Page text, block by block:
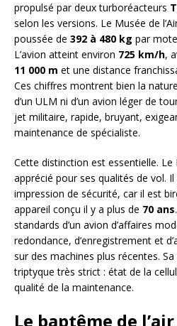
propulsé par deux turboréacteurs
selon les versions. Le Musée de
poussée de 392 à 480 kg par
L’avion atteint environ 725 km/h,
11 000 m et une distance
Ces chiffres montrent bien la
d’un ULM ni d’un avion léger de
jet militaire, rapide, bruyant,
maintenance de spécialiste.
Cette distinction est essentielle.
apprécié pour ses qualités de vol.
impression de sécurité, car il est
appareil conçu il y a plus de 70 ans
standards d’un avion d’affaires
redondance, d’enregistrement et
sur des machines plus récentes.
triptyque très strict : état de la
qualité de la maintenance.
Le baptême de